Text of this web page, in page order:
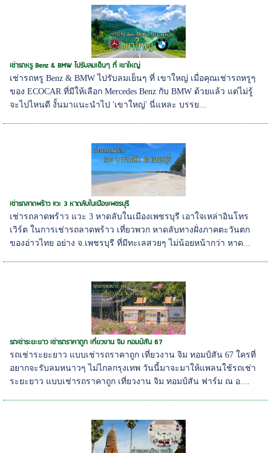
เช่ารถหรู Benz & BMW ไปรับลมเย็นๆ ที่ เขาใหญ่
เช่ารถหรู Benz & BMW ไปรับลมเย็นๆ ที่ เขาใหญ่ เมื่อคุณเช่ารถหรูๆ
ของ ECOCAR ที่มีให้เลือก Mercedes Benz กับ BMW ด้วยแล้ว แต่ไม่รู้
จะไปไหนดี งั้นมาแนะนำไป 'เขาใหญ่' นี่แหละ บรรย...
เช่ารถลาดพร้าว แวะ 3 หาดลับในเมืองเพชรบุรี
เช่ารถลาดพร้าว แวะ 3 หาดลับในเมืองเพชรบุรี เอาใจเหล่าอินโทร
เวิร์ต ในการเช่ารถลาดพร้าว เที่ยวพวก หาดลับทางฝั่งภาคตะวันตก
ของอ่าวไทย อย่าง จ.เพชรบุรี ที่มีทะเลสวยๆ ไม่น้อยหน้ากว่า หาด...
รถเช่าระยะยาว เช่ารถราคาถูก เที่ยวงาน จิม ทอมป์สัน 67
รถเช่าระยะยาว แบบเช่ารถราคาถูก เที่ยวงาน จิม ทอมป์สัน 67 ใครที่
อยากจะรับลมหนาวๆ ไม่ไกลกรุงเทพ วันนี้มาจะมาให้แพลนใช้รถเช่า
ระยะยาว แบบเช่ารถราคาถูก เที่ยวงาน จิม ทอมป์สัน ฟาร์ม ณ อ....